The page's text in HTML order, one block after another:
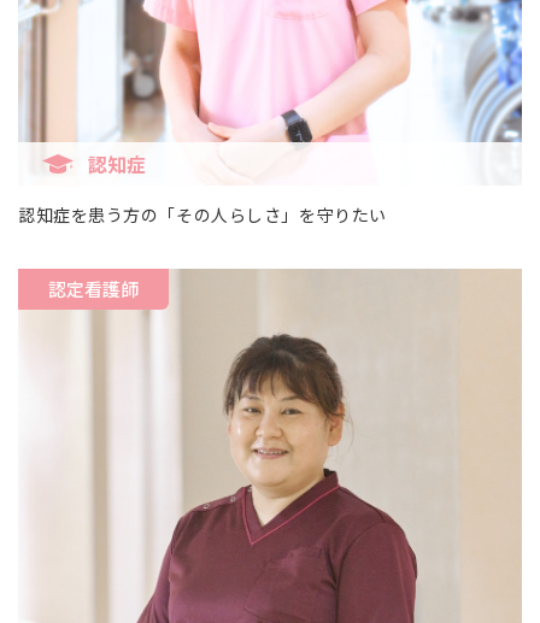
認知症
認知症を患う方の「その人らしさ」を守りたい
認定看護師